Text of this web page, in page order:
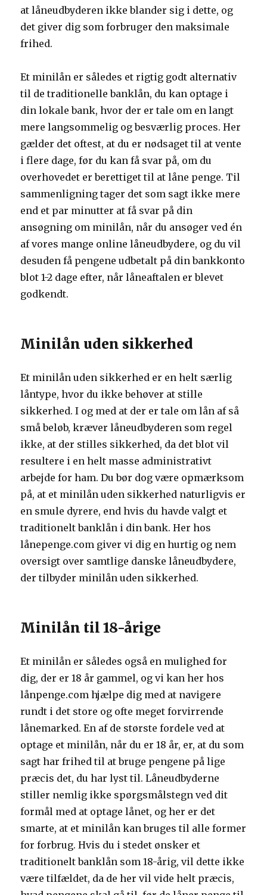
at låneudbyderen ikke blander sig i dette, og
det giver dig som forbruger den maksimale
frihed.
Et minilån er således et rigtig godt alternativ
til de traditionelle banklån, du kan optage i
din lokale bank, hvor der er tale om en langt
mere langsommelig og besværlig proces. Her
gælder det oftest, at du er nødsaget til at vente
i flere dage, før du kan få svar på, om du
overhovedet er berettiget til at låne penge. Til
sammenligning tager det som sagt ikke mere
end et par minutter at få svar på din
ansøgning om minilån, når du ansøger ved én
af vores mange online låneudbydere, og du vil
desuden få pengene udbetalt på din bankkonto
blot 1-2 dage efter, når låneaftalen er blevet
godkendt.
Minilån uden sikkerhed
Et minilån uden sikkerhed er en helt særlig
låntype, hvor du ikke behøver at stille
sikkerhed. I og med at der er tale om lån af så
små beløb, kræver låneudbyderen som regel
ikke, at der stilles sikkerhed, da det blot vil
resultere i en helt masse administrativt
arbejde for ham. Du bør dog være opmærksom
på, at et minilån uden sikkerhed naturligvis er
en smule dyrere, end hvis du havde valgt et
traditionelt banklån i din bank. Her hos
lånepenge.com giver vi dig en hurtig og nem
oversigt over samtlige danske låneudbydere,
der tilbyder minilån uden sikkerhed.
Minilån til 18-årige
Et minilån er således også en mulighed for
dig, der er 18 år gammel, og vi kan her hos
lånpenge.com hjælpe dig med at navigere
rundt i det store og ofte meget forvirrende
lånemarked. En af de største fordele ved at
optage et minilån, når du er 18 år, er, at du som
sagt har frihed til at bruge pengene på lige
præcis det, du har lyst til. Låneudbyderne
stiller nemlig ikke spørgsmålstegn ved dit
formål med at optage lånet, og her er det
smarte, at et minilån kan bruges til alle former
for forbrug. Hvis du i stedet ønsker et
traditionelt banklån som 18-årig, vil dette ikke
være tilfældet, da de her vil vide helt præcis,